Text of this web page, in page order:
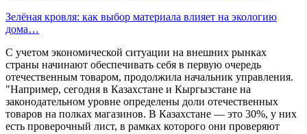
Зелёная кровля: как выбор материала влияет на экологию
дома…
С учетом экономической ситуации на внешних рынках
страны начинают обеспечивать себя в первую очередь
отечественным товаром, продолжила начальник управления.
"Например, сегодня в Казахстане и Кыргызстане на
законодательном уровне определены доли отечественных
товаров на полках магазинов. В Казахстане — это 30%, у них
есть проверочный лист, в рамках которого они проверяют